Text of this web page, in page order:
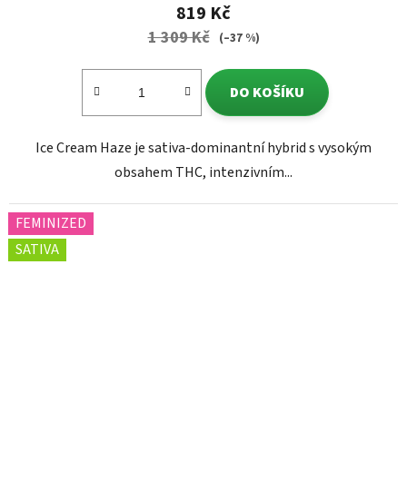
819 Kč
1 309 Kč (–37 %)
DO KOŠÍKU
Ice Cream Haze je sativa-dominantní hybrid s vysokým
obsahem THC, intenzivním...
FEMINIZED
SATIVA